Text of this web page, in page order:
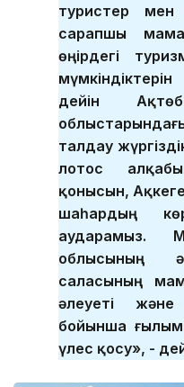
туристер
сарапшы
өңірдегі
дейін
талдау
лотос
қонысын,
шаһардың
аударамыз.
облысының
саласының
әлеуеті
бойынша
үлес қосу», -